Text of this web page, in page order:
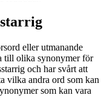
eller utmanande
till olika synonymer för
och har svårt att
vilka andra ord som kan
som kan vara